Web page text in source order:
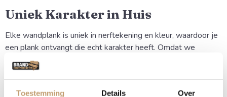
Toestemming Details Over
Uniek Karakter in Huis
Elke wandplank is uniek in nerftekening en kleur, waardoor je
een plank ontvangt die echt karakter heeft. Omdat we
werken met hoogwaardig massief eiken, haal je een
natuurproduct in huis dat sfeer en warmte uitstraalt in elke